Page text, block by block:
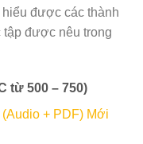
được các thành
tập được nêu trong
từ 500 – 750)